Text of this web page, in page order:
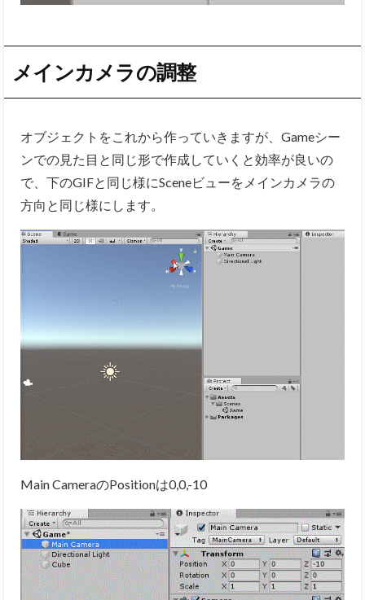
メインカメラの調整
オブジェクトをこれから作っていきますが、Gameシー
ンでの見た目と同じ形で作成していくと効率が良いの
で、下のGIFと同じ様にSceneビューをメインカメラの
方向と同じ様にします。
Main CameraのPositionは0,0,-10